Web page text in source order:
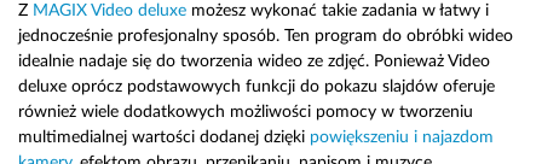
Z MAGIX Video deluxe możesz wykonać takie zadania w łatwy i
jednocześnie profesjonalny sposób. Ten program do obróbki wideo
idealnie nadaje się do tworzenia wideo ze zdjęć. Ponieważ Video
deluxe oprócz podstawowych funkcji do pokazu slajdów oferuje
również wiele dodatkowych możliwości pomocy w tworzeniu
multimedialnej wartości dodanej dzięki powiększeniu i najazdom